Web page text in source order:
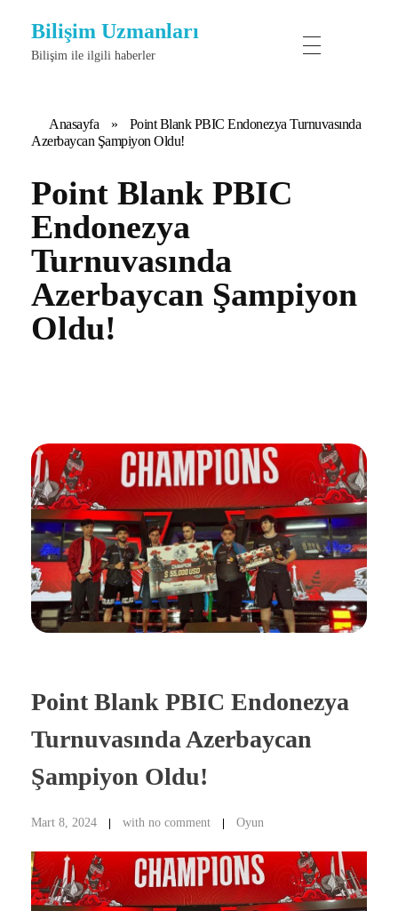
Bilişim Uzmanları
Bilişim ile ilgili haberler
Anasayfa »
Point Blank PBIC Endonezya Turnuvasında
Azerbaycan Şampiyon Oldu!
Point Blank PBIC
Endonezya
Turnuvasında
Azerbaycan Şampiyon
Oldu!
Point Blank PBIC Endonezya
Turnuvasında Azerbaycan
Şampiyon Oldu!
Mart 8, 2024 with no comment Oyun